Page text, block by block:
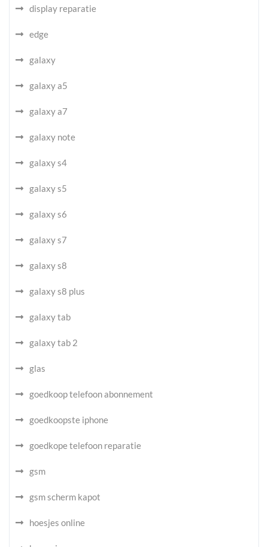
display reparatie
edge
galaxy
galaxy a5
galaxy a7
galaxy note
galaxy s4
galaxy s5
galaxy s6
galaxy s7
galaxy s8
galaxy s8 plus
galaxy tab
galaxy tab 2
glas
goedkoop telefoon abonnement
goedkoopste iphone
goedkope telefoon reparatie
gsm
gsm scherm kapot
hoesjes online